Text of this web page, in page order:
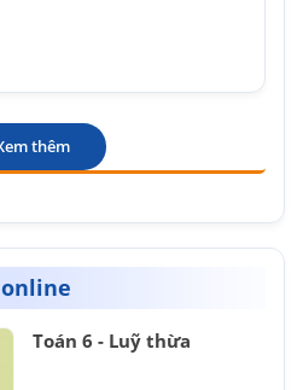
thêm
Toán 6 - Luỹ thừa